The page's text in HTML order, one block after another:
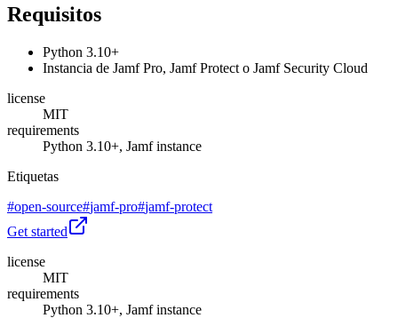
Requisitos
Python 3.10+
Instancia de Jamf Pro, Jamf Protect o Jamf Security Cloud
license
MIT
requirements
Python 3.10+, Jamf instance
Etiquetas
#open-source#jamf-pro#jamf-protect
Get started
license
MIT
requirements
Python 3.10+, Jamf instance